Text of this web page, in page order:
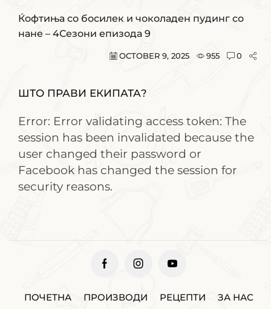
Ќофтиња со босилек и чоколаден пудинг со
нане – 4Сезони епизода 9
OCTOBER 9, 2025 955 0
ШТО ПРАВИ ЕКИПАТА?
Error: Error validating access token: The
session has been invalidated because the
user changed their password or
Facebook has changed the session for
security reasons.
ПОЧЕТНА ПРОИЗВОДИ РЕЦЕПТИ
ЗА НАС